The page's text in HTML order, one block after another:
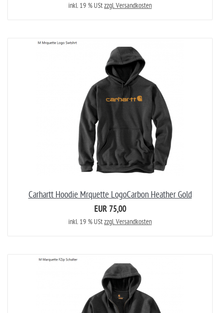
inkl. 19 % UStzzgl. Versandkosten
Carhartt Hoodie Mrquette LogoCarbon Heather Gold
EUR 75,00
inkl. 19 % UStzzgl. Versandkosten